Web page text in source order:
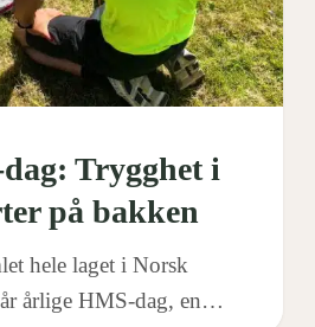
Trygghet i
på bakken
hele laget i Norsk
årlige HMS-dag, en…